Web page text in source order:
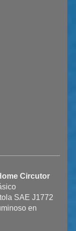
Circutor
SAE J1772
en